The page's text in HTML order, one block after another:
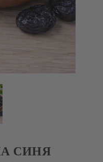
СИНЯ